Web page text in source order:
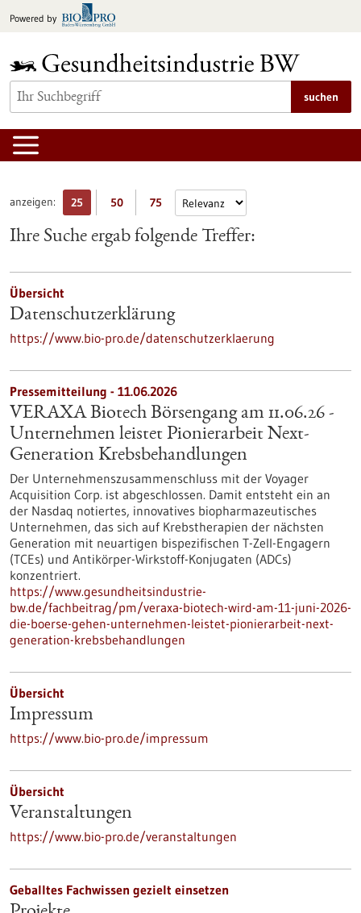
Inhalt
Powered by
suchen
anzeigen: 25 50 75
Ihre Suche ergab folgende Treffer:
Übersicht
Datenschutzerklärung
https://www.bio-pro.de/datenschutzerklaerung
Pressemitteilung - 11.06.2026
VERAXA Biotech Börsengang am 11.06.26 -
Unternehmen leistet Pionierarbeit Next-
Generation Krebsbehandlungen
Der Unternehmenszusammenschluss mit der Voyager
Acquisition Corp. ist abgeschlossen. Damit entsteht ein an
der Nasdaq notiertes, innovatives biopharmazeutisches
Unternehmen, das sich auf Krebstherapien der nächsten
Generation mit neuartigen bispezifischen T-Zell-Engagern
(TCEs) und Antikörper-Wirkstoff-Konjugaten (ADCs)
konzentriert.
https://www.gesundheitsindustrie-
bw.de/fachbeitrag/pm/veraxa-biotech-wird-am-11-juni-2026-
die-boerse-gehen-unternehmen-leistet-pionierarbeit-next-
generation-krebsbehandlungen
Übersicht
Impressum
https://www.bio-pro.de/impressum
Übersicht
Veranstaltungen
https://www.bio-pro.de/veranstaltungen
Geballtes Fachwissen gezielt einsetzen